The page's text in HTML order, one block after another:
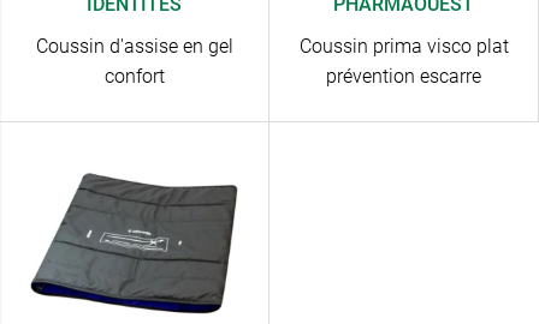
Coussin d'assise en gel
confort
Coussin prima visco plat
prévention escarre